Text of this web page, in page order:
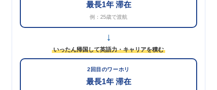
最長1年 滞在
例：25歳で渡航
↓
いったん帰国して英語力・キャリアを積む
2回目のワーホリ
最長1年 滞在